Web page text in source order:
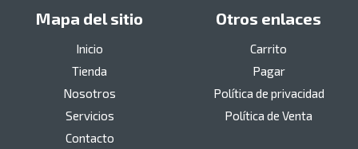
Mapa del sitio
Inicio
Tienda
Nosotros
Servicios
Contacto
Otros enlaces
Carrito
Pagar
Política de privacidad
Política de Venta